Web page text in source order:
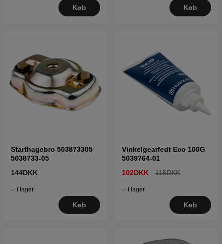
Køb Køb
Starthagebro 503873305
5038733-05
144DKK
I lager
Køb
Vinkelgearfedt Eco 100G
5039764-01
102DKK
115DKK
I lager
Køb